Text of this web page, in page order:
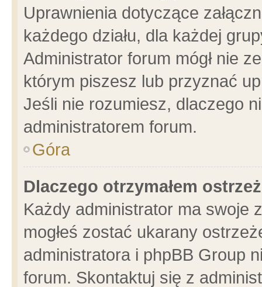
Uprawnienia dotyczące
każdego działu, dla każdej
Administrator forum mógł nie
którym piszesz lub przyznać
Jeśli nie rozumiesz, dlaczego
administratorem forum.
Góra
Dlaczego otrzymałem
Każdy administrator ma swoje
mogłeś zostać ukarany
administratora i phpBB Group
forum. Skontaktuj się z